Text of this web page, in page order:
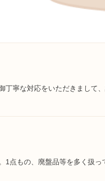
寧な対応をいただきまして
点もの、廃盤品等を多く扱